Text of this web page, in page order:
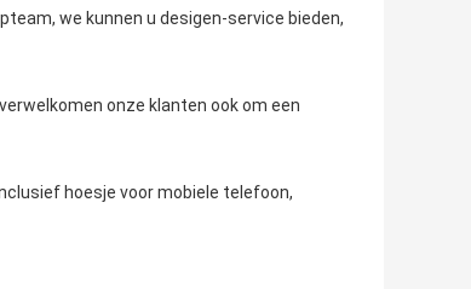
we kunnen u desigen-service bieden,
onze klanten ook om een
hoesje voor mobiele telefoon,